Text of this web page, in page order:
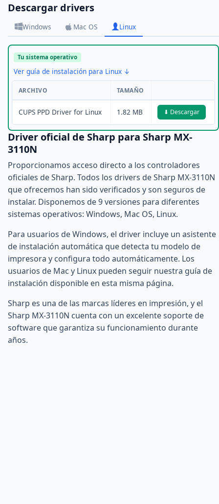
Descargar drivers
Windows Mac OS Linux
Tu sistema operativo
Ver guía de instalación para Linux ↓
ARCHIVO TAMAÑO
CUPS PPD Driver for Linux 1.82 MB ⬇ Descargar
Driver oficial de Sharp para Sharp MX-
3110N
Proporcionamos acceso directo a los controladores
oficiales de Sharp. Todos los drivers de Sharp MX-3110N
que ofrecemos han sido verificados y son seguros de
instalar. Disponemos de 9 versiones para diferentes
sistemas operativos: Windows, Mac OS, Linux.
Para usuarios de Windows, el driver incluye un asistente
de instalación automática que detecta tu modelo de
impresora y configura todo automáticamente. Los
usuarios de Mac y Linux pueden seguir nuestra guía de
instalación disponible en esta misma página.
Sharp es una de las marcas líderes en impresión, y el
Sharp MX-3110N cuenta con un excelente soporte de
software que garantiza su funcionamiento durante
años.